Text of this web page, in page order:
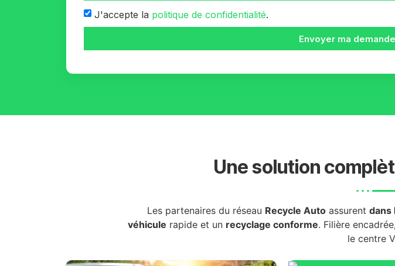
J'accepte la politique de confidentialité.
Envoyer ma
Une solution
Les partenaires du réseau Recycle Autoassurent dans
véhicule rapide et un recyclage conforme. Filière
le centre